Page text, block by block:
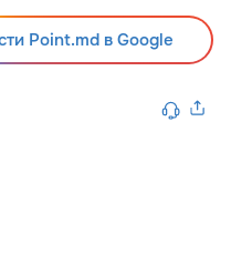
Point.md в Google